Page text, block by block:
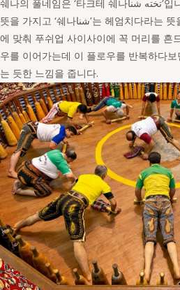
쉐나의 풀네임은 ‘타크테 쉐나تخته شنا’입니다. ‘타크테تخته ‘는 칼이라는
뜻을 가지고 ‘쉐나شنا’는 헤엄치다라는 뜻을 가집니다. 주로 타악기 음악
에 맞춰 푸쉬업 사이사이에 꼭 머리를 흔
우를 이어가는데 이 플로우를 반복하다
는 듯한 느낌을 줍니다.